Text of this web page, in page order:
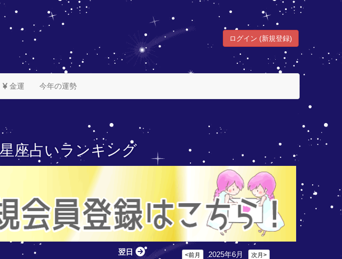
ログイン (新規登録)
金運 今年の運勢
座占いランキング
翌日 <前月 2025年6月 次月>